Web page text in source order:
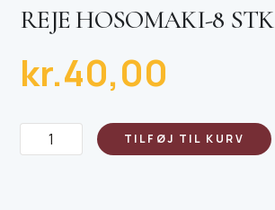
REJE HOSOMAKI-8 STK
kr.40,00
Reje
hosomaki-
TILFØJ TIL KURV